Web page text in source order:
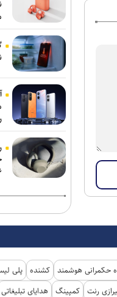
حکمرانی هوشمند کشنده پلی
رنت کمپینگ هدایای تبلیغاتی